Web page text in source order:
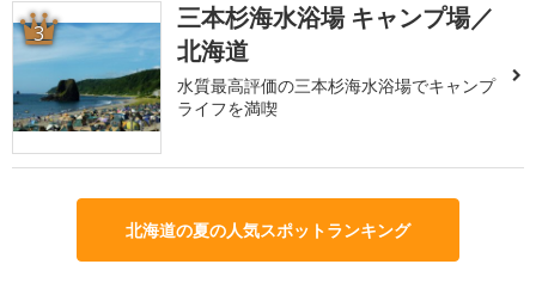
3
三本杉海水浴場 キャンプ場／
北海道
水質最高評価の三本杉海水浴場でキャンプ
ライフを満喫
北海道の夏の人気スポットランキング